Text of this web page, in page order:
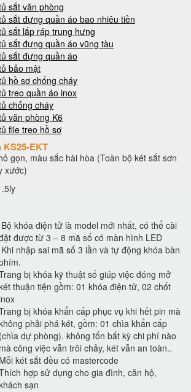
sắt văn phòng
sắt đựng quần áo bao nhiêu tiền
sắt lắp ráp trung hưng
sắt đựng quần áo vũng tàu
sắt đựng quần áo
bảo mật
hồ sơ chống cháy
treo quần áo inox
chống cháy
văn phòng K6
file treo hồ sơ
KS25-EKT
gọn, màu sắc hài hòa (Toàn bộ két sắt sơn
xước)
Bộ khóa điện tử là model mới nhất, có thể cài
được từ 3 – 8 mã số có màn hình LED
Khi nhập sai mã số 3 lần và tự động khóa bàn
bị khóa kỹ thuật số giúp việc đóng mở
thuận tiện gồm: 01 khóa điện tử, 02 chốt
bị khóa khẩn cấp phục vụ khi hết pin mà
phải phá két, gồm: 01 chìa khẩn cấp
(chìa dự phòng). không tốn bất kỳ chi phí nào
mà công việc vẫn trôi chảy, két vẫn an toàn..
Mỗi két sắt đều có mastercode
hợp sử dụng cho gia đình, căn hộ,
sạn